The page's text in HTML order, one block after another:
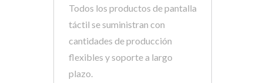
Todos los productos de pantalla
táctil se suministran con
cantidades de producción
flexibles y soporte a largo
plazo.